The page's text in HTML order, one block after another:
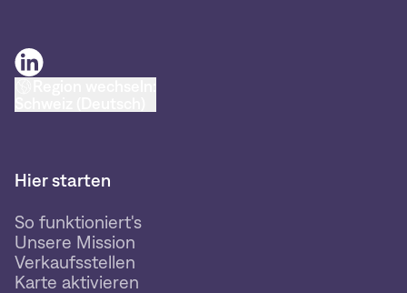
Hier starten
So funktioniert's
Unsere Mission
Verkaufsstellen
Karte aktivieren